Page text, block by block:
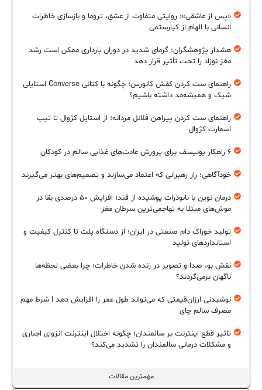
مهمترین مقالات
«پس از عاشقی»؛ روایتی متفاوت از عشق، تروما و بازسازی خاطرات
انسانی با الهام از کیارستمی
هشدار پژوهشگران: گرمای شدید در دوران بارداری ممکن است رشد
مغز نوزاد را تحت تأثیر قرار دهد
راهنمای ست کردن کفش کانورس؛ چگونه با کتانی Converse استایلی
شیک و همیشه‌مد داشته باشیم؟
راهنمای ست کردن پیراهن فلانل مردانه؛ از استایل کژوال تا تیپ
اسمارت کژوال
۶ راهکار یونیسف برای پرورش عادت‌های غذایی سالم در کودکان
خودآگاهی؛ راز رهبرانی که اعتماد می‌سازند و تصمیم‌های بهتر می‌گیرند
درمان نوین با نانوذرات پوشیده از قند؛ افزایش ۵۰ درصدی بقا در
موش‌های مبتلا به تهاجمی‌ترین سرطان مغز
تولید خوراک دام صنعتی در ایران؛ از دستگاه پلت تا کنترل کیفیت و
استانداردهای تولید
نقش بو، صدا و تصویر در زنده شدن خاطرات؛ چرا بعضی لحظه‌ها
ناگهان برمی‌گردند؟
نوشیدنی ارزان‌قیمتی که می‌تواند طول عمر را افزایش دهد | شرط مهم
مصرف سالم چای
تاثیر قطع اینترنت بر سالمندان؛ چگونه اختلال اینترنت انزوای اجباری
و مشکلات درمانی سالمندان را تشدید می‌کند؟